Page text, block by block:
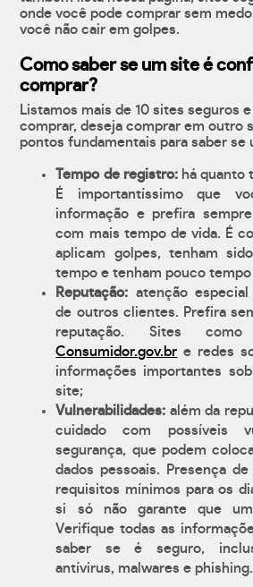
onde você pode comprar sem
você não cair em golpes.
Como saber se um site é
comprar?
Listamos mais de 10 sites seguros
comprar, deseja comprar em outro
pontos fundamentais para saber se
Tempo de registro:há quanto
É importantíssimo que
informação e prefira
com mais tempo de vida. É
aplicam golpes, tenham
tempo e tenham pouco tempo
Reputação: atenção
de outros clientes. Prefira
reputação. Sites
Consumidor.gov.br e redes
informações importantes
site;
Vulnerabilidades: além da
cuidado com possíveis
segurança, que podem
dados pessoais. Presença de
requisitos mínimos para os
si só não garante que
Verifique todas as
saber se é seguro,
antívirus, malwares e phishing.